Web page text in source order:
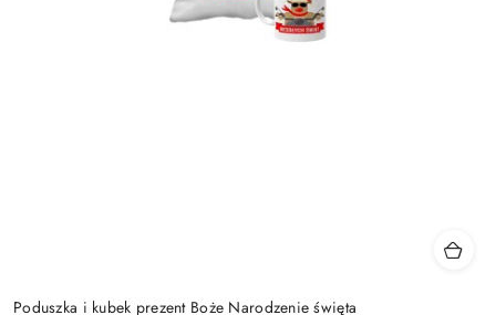
Poduszka i kubek prezent Boże Narodzenie święta